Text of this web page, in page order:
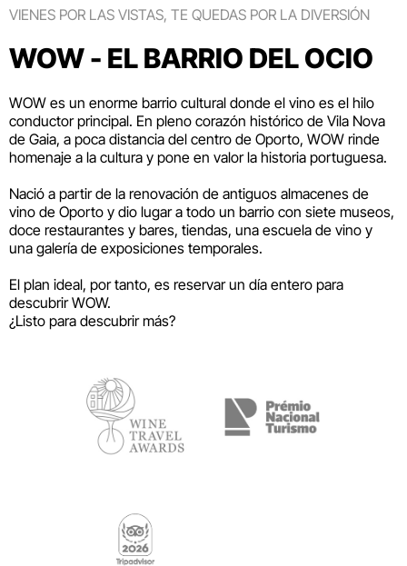
VIENES POR LAS VISTAS, TE QUEDAS POR LA DIVERSIÓN
WOW - EL BARRIO DEL OCIO
WOW es un enorme barrio cultural donde el vino es el hilo
conductor principal. En pleno corazón histórico de Vila Nova
de Gaia, a poca distancia del centro de Oporto, WOW rinde
homenaje a la cultura y pone en valor la historia portuguesa.
Nació a partir de la renovación de antiguos almacenes de
vino de Oporto y dio lugar a todo un barrio con siete museos,
doce restaurantes y bares, tiendas, una escuela de vino y
una galería de exposiciones temporales.
El plan ideal, por tanto, es reservar un día entero para
descubrir WOW.
¿Listo para descubrir más?